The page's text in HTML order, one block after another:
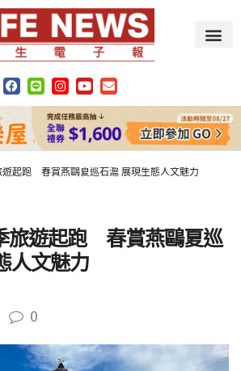
遊起跑 春賞燕鷗夏巡石滬 展現生態人文魅力
旅遊起跑 春賞燕鷗夏巡
人文魅力
0